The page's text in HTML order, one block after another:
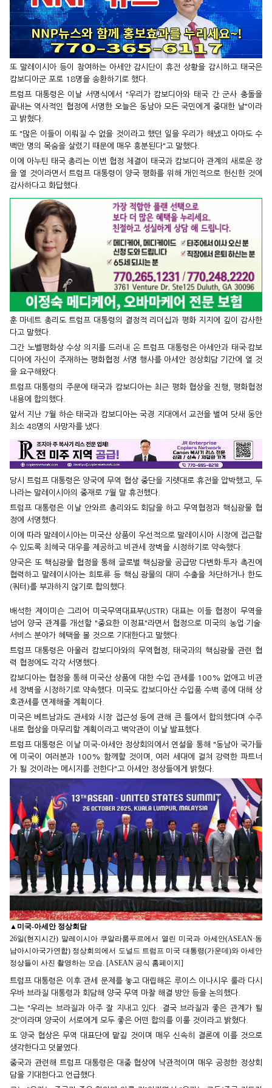
또 말레이시아 등이 참여하는 아세안 감시단이 휴전 상황을 감시하고 태국은
캄보디아군 포로 18명을 송환하기로 했다.
트럼프 대통령은 이날 서명식에서 "우리가 캄보디아와 태국 간 군사 충돌을
끝내는 역사적인 협정에 서명한 오늘은 동남아 모든 국민에게 중대한 날"이라
고 밝혔다.
또 "많은 이들이 이뤄질 수 없을 것이라고 했던 일을 우리가 해냈고 아마도 수
백만 명의 목숨을 살렸기 때문에 매우 흥분된다"고 말했다.
이에 아누틴 태국 총리는 이번 협정 체결이 태국과 캄보디아 관계의 새로운 장
을 열 것이라면서 트럼프 대통령이 양국 평화를 위해 개인적으로 헌신한 것에
감사하다고 화답했다.
훈 마네트 총리도 트럼프 대통령의 결정적 리더십과 평화 지지에 깊이 감사한
다고 말했다.
그간 노벨평화상 수상 의지를 드러내 온 트럼프 대통령은 아세안과 태국·캄보
디아에 자신이 주재하는 평화협정 서명 행사를 아세안 정상회담 기간에 열 것
을 요구해왔다.
트럼프 대통령의 주문에 태국과 캄보디아는 최근 평화 협상을 진행, 평화협정
내용에 합의했다.
앞서 지난 7월 하순 태국과 캄보디아는 국경 지대에서 교전을 벌여 닷새 동안
최소 48명의 사망자를 냈다.
당시 트럼프 대통령은 양국에 무역 협상 중단을 지렛대로 휴전을 압박했고, 두
나라는 말레이시아의 중재로 7월 말 휴전했다.
트럼프 대통령은 이날 안와르 총리와도 회담을 하고 무역협정과 핵심광물 협
정에 서명했다.
이에 따라 말레이시아는 미국산 상품이 우선적으로 말레이시아 시장에 접근할
수 있도록 최혜국 대우를 제공하고 비관세 장벽을 시정하기로 약속했다.
양국은 또 핵심광물 협정을 통해 글로벌 핵심광물 공급망 다변화·투자 촉진에
협력하고 말레이시아는 희토류 등 핵심 광물의 대미 수출을 차단하거나 한도
(쿼터)를 부과하지 않기로 합의했다.
배석한 제이미슨 그리어 미국무역대표부(USTR) 대표는 이들 협정이 무역을
넘어 양국 관계를 개선할 "중요한 이정표"라면서 협정으로 미국의 농업·기술·
서비스 분야가 혜택을 볼 것으로 기대한다고 말했다.
트럼프 대통령은 아울러 캄보디아와의 무역협정, 태국과의 핵심광물 관련 협
력 협정에도 각각 서명했다.
캄보디아는 협정을 통해 미국산 상품에 대한 수입 관세를 100% 없애고 비관
세 장벽을 시정하기로 약속했다. 미국도 캄보디아산 수입품 수백 종에 대해 상
호관세를 면제해줄 계획이다.
미국은 베트남과도 관세와 시장 접근성 등에 관해 큰 틀에서 합의했다며 수주
내로 협상을 마무리할 계획이라고 백악관이 이날 발표했다.
트럼프 대통령은 이날 미국-아세안 정상회의에서 연설을 통해 "동남아 국가들
에 미국이 여러분과 100% 함께할 것이며, 여러 세대에 걸쳐 강력한 파트너
가 될 것이라는 메시지를 전한다"고 아세안 정상들에게 밝혔다.
▲ 미국-아세안 정상회담
26일(현지시간) 말레이시아 쿠알라룸푸르에서 열린 미국과 아세안(ASEAN·동
남아시아국가연합) 정상회의에서 도널드 트럼프 미국 대통령(가운데)와 아세안
정상들이 사진 촬영하는 모습. [ASEAN 공식 홈페이지]
트럼프 대통령은 이후 관세 문제를 놓고 대립해온 루이스 이나시우 룰라 다시
우바 브라질 대통령과 회담해 양국 무역 마찰 해결 방안 등을 논의했다.
그는 "우리는 브라질과 아주 잘 지내고 있다. 결국 브라질과 좋은 관계가 될
것"이라며 양국이 서로에게 모두 좋은 어떤 합의를 이룰 것이라고 밝혔다.
또 양국 협상은 무역 대표단에 맡길 것이며 매우 신속히 결론에 이를 것으로
생각한다고 덧붙였다.
중국과 관련해 트럼프 대통령은 대중 협상에 낙관적이며 매우 공정한 정상회
담을 기대한다고 언급했다.